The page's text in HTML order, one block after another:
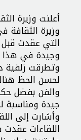
أعلنت وزيرة
وزيرة الثقافة
التي عقدت قبل
وجيدة في هذا
وتطرقت زلفية
لحسن الحظ
والفن بفضل
جيدة ومناسبة
وأشارت إلى
اللقاءات عقدت